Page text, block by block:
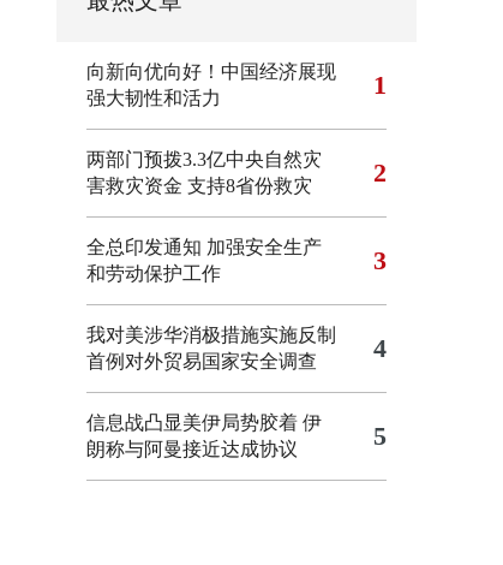
向新向优向好！中国经济展现
强大韧性和活力
1
两部门预拨3.3亿中央自然灾
害救灾资金 支持8省份救灾
2
全总印发通知 加强安全生产
和劳动保护工作
3
我对美涉华消极措施实施反制
首例对外贸易国家安全调查
4
信息战凸显美伊局势胶着 伊
朗称与阿曼接近达成协议
5